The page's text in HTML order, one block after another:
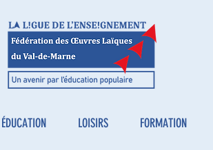
ÉDUCATION LOISIRS FORMATION